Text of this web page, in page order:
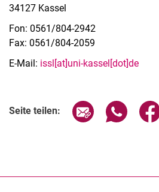
34127 Kassel
Fon: 0561/804-2942
Fax: 0561/804-2059
E-Mail: issl[at]uni-kassel[dot]de
Seite teilen: Seite über E-
Seite